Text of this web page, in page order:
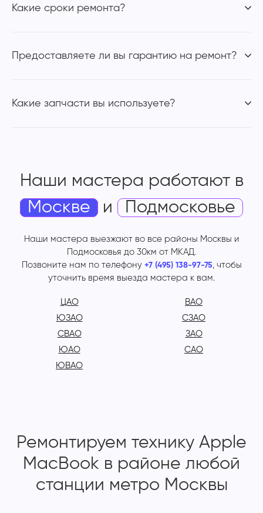
Какие сроки ремонта?
Предоставляете ли вы гарантию на ремонт?
Какие запчасти вы используете?
Наши мастера работают в
Москве
и Подмосковье
Наши мастера выезжают во все районы Москвы и
Подмосковья до 30км от МКАД.
Позвоните нам по телефону +7 (495) 138-97-75, чтобы
уточнить время выезда мастера к вам.
ЦАО
ЮЗАО
СВАО
ЮАО
ЮВАО
ВАО
СЗАО
ЗАО
САО
Ремонтируем технику Apple
MacBook в районе любой
станции метро Москвы